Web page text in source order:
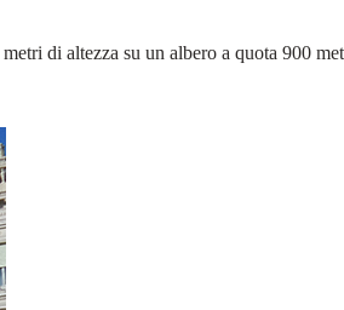
di altezza su un albero a quota 900